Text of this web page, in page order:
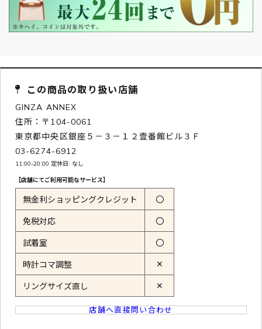
この商品の取り扱い店舗
GINZA ANNEX
住所：〒104-0061
東京都中央区銀座５－３－１２壹番館ビル３Ｆ
03-6274-6912
11:00-20:00 定休日: なし
【店舗にてご利用可能なサービス】
無金利ショッピングクレジット 〇
免税対応 〇
試着室 〇
時計コマ調整 ✕
リングサイズ直し ✕
店舗へ直接問い合わせ